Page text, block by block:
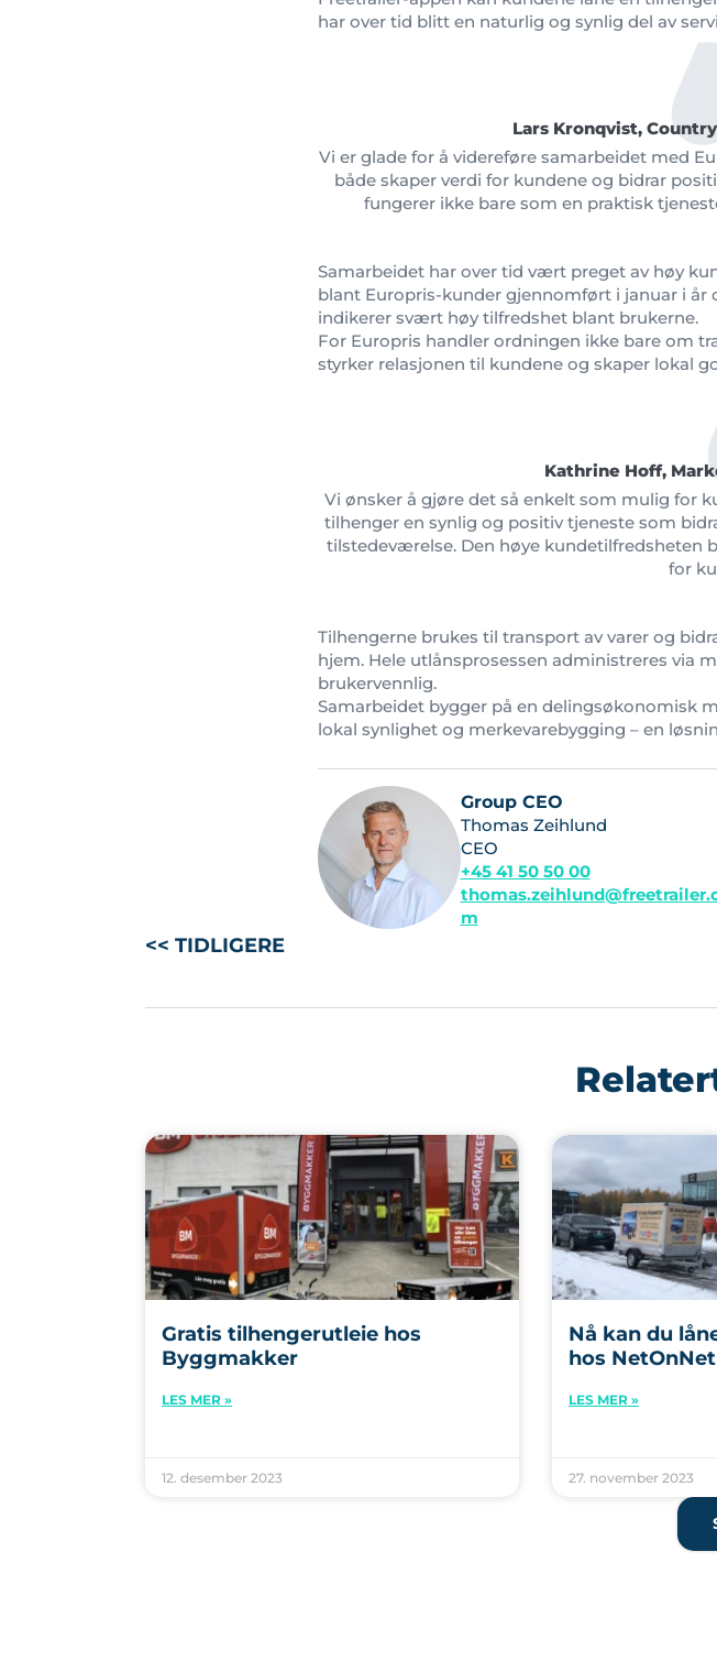
har over tid blitt en naturlig og synlig del av
Vi er glade for å videreføre samarbeidet med
både skaper verdi for kundene og bidrar
fungerer ikke bare som en praktisk
Lars Kronqvist,
Samarbeidet har over tid vært preget av høy
blant Europris-kunder gjennomført i januar i år
indikerer svært høy tilfredshet blant brukerne.
For Europris handler ordningen ikke bare om
styrker relasjonen til kundene og skaper lokal
Vi ønsker å gjøre det så enkelt som mulig for
tilhenger en synlig og positiv tjeneste som
tilstedeværelse. Den høye kundetilfredsheten
for
Kathrine Hoff,
Tilhengerne brukes til transport av varer og
hjem. Hele utlånsprosessen administreres via
brukervennlig.
Samarbeidet bygger på en delingsøkonomisk
lokal synlighet og merkevarebygging – en
Group CEO
Thomas Zeihlund
CEO
+45 41 50 50 00
m
<< TIDLIGERE
Gratis tilhengerutleie hos
Byggmakker
LES MER »
12. desember 2023
Nå kan du
hos
LES MER »
27. november 2023